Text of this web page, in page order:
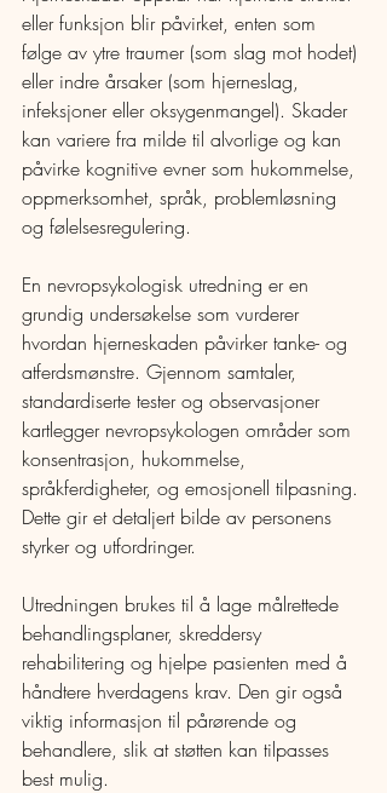
eller funksjon blir påvirket, enten som
følge av ytre traumer (som slag mot hodet)
eller indre årsaker (som hjerneslag,
infeksjoner eller oksygenmangel). Skader
kan variere fra milde til alvorlige og kan
påvirke kognitive evner som hukommelse,
oppmerksomhet, språk, problemløsning
og følelsesregulering.
En nevropsykologisk utredning er en
grundig undersøkelse som vurderer
hvordan hjerneskaden påvirker tanke- og
atferdsmønstre. Gjennom samtaler,
standardiserte tester og observasjoner
kartlegger nevropsykologen områder som
konsentrasjon, hukommelse,
språkferdigheter, og emosjonell tilpasning.
Dette gir et detaljert bilde av personens
styrker og utfordringer.
Utredningen brukes til å lage målrettede
behandlingsplaner, skreddersy
rehabilitering og hjelpe pasienten med å
håndtere hverdagens krav. Den gir også
viktig informasjon til pårørende og
behandlere, slik at støtten kan tilpasses
best mulig.